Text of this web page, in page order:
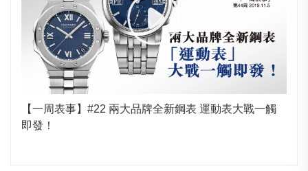
【一周表事】#22 兩大品牌全新鋼表 運動表大戰一觸
即發！